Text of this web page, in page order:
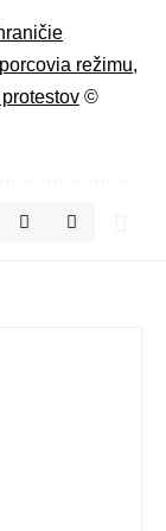
režimu,
©